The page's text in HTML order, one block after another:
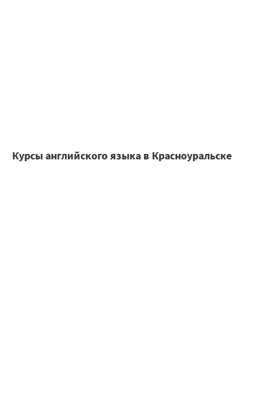
Курсы английского языка в Красноуральске